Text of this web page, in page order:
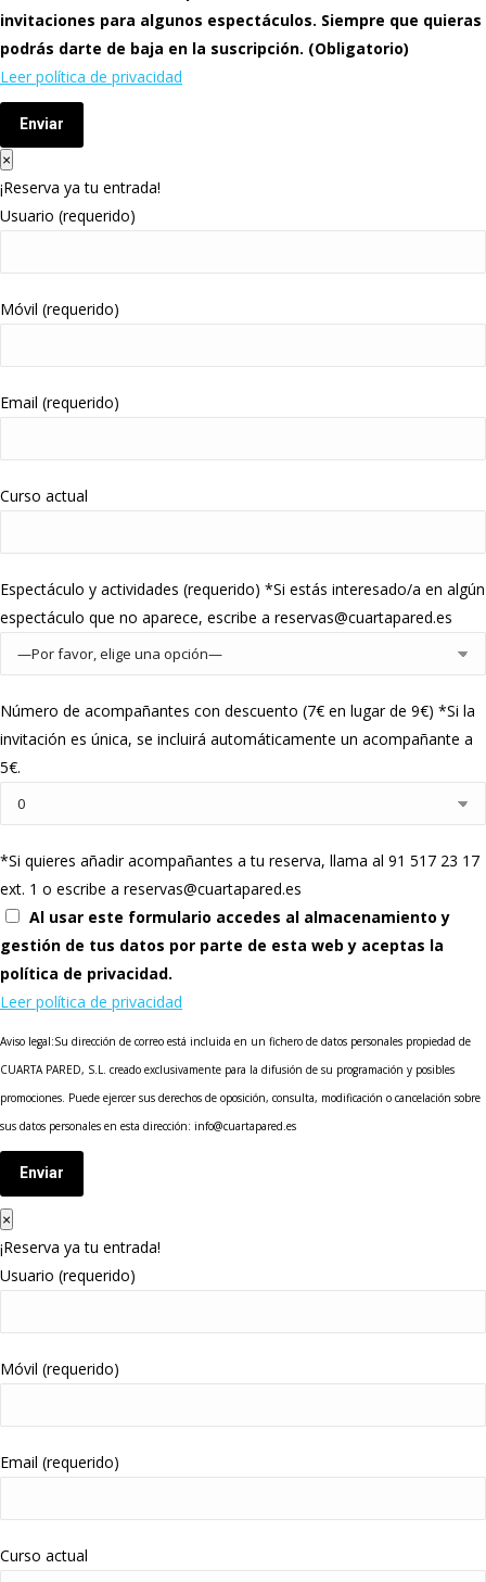
invitaciones para algunos espectáculos. Siempre que quieras
podrás darte de baja en la suscripción. (Obligatorio)
Leer política de privacidad
Enviar
×
¡Reserva ya tu entrada!
Usuario (requerido)
Móvil (requerido)
Email (requerido)
Curso actual
Espectáculo y actividades (requerido) *Si estás interesado/a en algún
espectáculo que no aparece, escribe a reservas@cuartapared.es
Número de acompañantes con descuento (7€ en lugar de 9€) *Si la
invitación es única, se incluirá automáticamente un acompañante a
5€.
*Si quieres añadir acompañantes a tu reserva, llama al 91 517 23 17
ext. 1 o escribe a reservas@cuartapared.es
Al usar este formulario accedes al almacenamiento y
gestión de tus datos por parte de esta web y aceptas la
política de privacidad.
Leer política de privacidad
Aviso legal:Su dirección de correo está incluida en un fichero de datos personales propiedad de
CUARTA PARED, S.L. creado exclusivamente para la difusión de su programación y posibles
promociones. Puede ejercer sus derechos de oposición, consulta, modificación o cancelación sobre
sus datos personales en esta dirección: info@cuartapared.es
Enviar
×
¡Reserva ya tu entrada!
Usuario (requerido)
Móvil (requerido)
Email (requerido)
Curso actual